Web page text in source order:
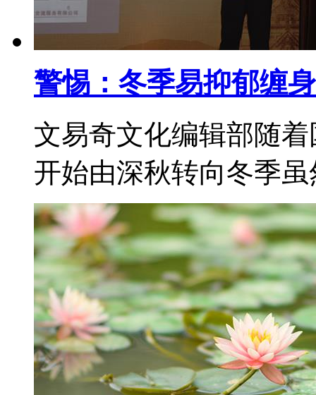
警惕：冬季易抑郁缠身
文易奇文化编辑部随
开始由深秋转向冬季